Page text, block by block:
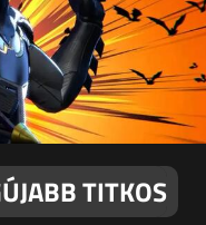
TITKOS